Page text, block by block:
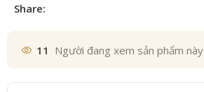
Share:
11 Người đang xem sản phẩm này